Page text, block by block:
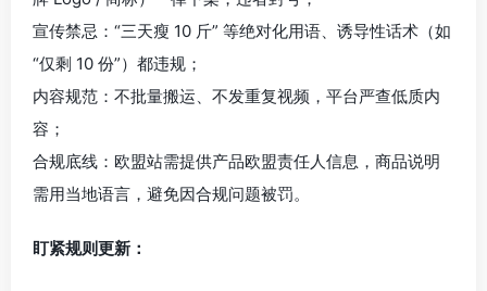
宣传禁忌：“三天瘦 10 斤” 等绝对化用语、诱导性话术（如
“仅剩 10 份”）都违规；
内容规范：不批量搬运、不发重复视频，平台严查低质内
容；
合规底线：欧盟站需提供产品欧盟责任人信息，商品说明
需用当地语言，避免因合规问题被罚。
盯紧规则更新：